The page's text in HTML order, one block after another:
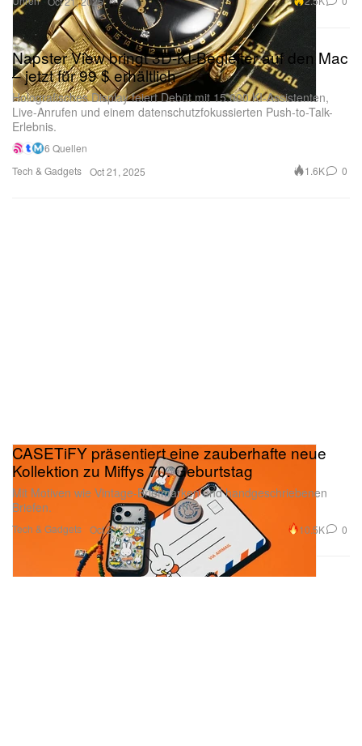
Tech & Gadgets
Napster View bringt 3D-KI-Begleiter auf den Mac
– jetzt für 99 $ erhältlich
Holografisches Display feiert Debüt mit 15.000 KI-Assistenten,
Live-Anrufen und einem datenschutzfokussierten Push-to-Talk-
Erlebnis.
6 Quellen
Oct 21, 2025
1.6K 0
Tech & Gadgets
CASETiFY präsentiert eine zauberhafte neue
Kollektion zu Miffys 70. Geburtstag
Mit Motiven wie Vintage-Briefmarken und handgeschriebenen
Briefen.
Oct 21, 2025 10.5K 0